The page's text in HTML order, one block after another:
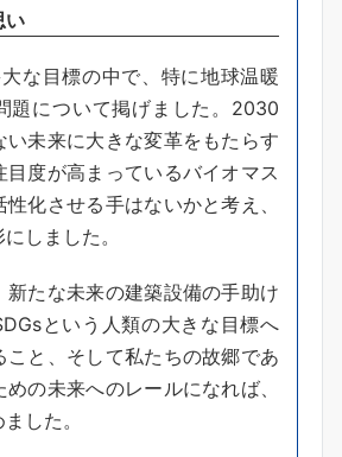
い
な目標の中で、特に地球温暖
題について掲げました。2030
い未来に大きな変革をもたらす
目度が高まっているバイオマス
化させる手はないかと考え、
しました。
新たな未来の建築設備の手助け
という人類の大きな目標へ
こと、そして私たちの故郷であ
の未来へのレールになれば、
した。